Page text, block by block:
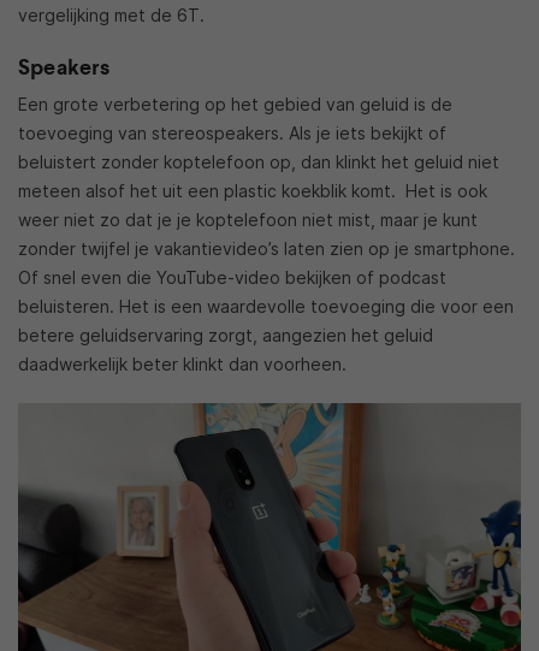
vergelijking met de 6T.
Speakers
Een grote verbetering op het gebied van geluid is de
toevoeging van stereospeakers. Als je iets bekijkt of
beluistert zonder koptelefoon op, dan klinkt het geluid niet
meteen alsof het uit een plastic koekblik komt. Het is ook
weer niet zo dat je je koptelefoon niet mist, maar je kunt
zonder twijfel je vakantievideo’s laten zien op je smartphone.
Of snel even die YouTube-video bekijken of podcast
beluisteren. Het is een waardevolle toevoeging die voor een
betere geluidservaring zorgt, aangezien het geluid
daadwerkelijk beter klinkt dan voorheen.